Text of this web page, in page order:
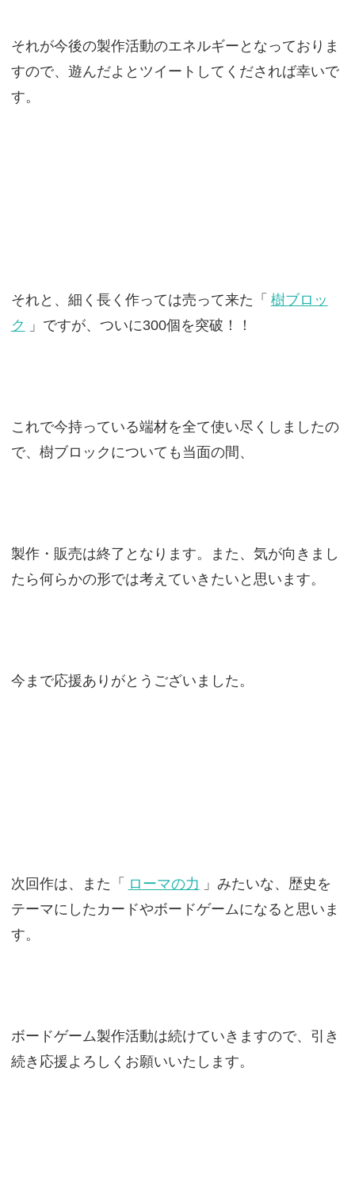
それが今後の製作活動のエネルギーとなっておりま
すので、遊んだよとツイートしてくだされば幸いで
す。
それと、細く長く作っては売って来た「 樹ブロッ
ク
」ですが、ついに300個を突破！！
これで今持っている端材を全て使い尽くしましたの
で、樹ブロックについても当面の間、
製作・販売は終了となります。また、気が向きまし
たら何らかの形では考えていきたいと思います。
今まで応援ありがとうございました。
次回作は、また「 ローマの力 」みたいな、歴史を
テーマにしたカードやボードゲームになると思いま
す。
ボードゲーム製作活動は続けていきますので、引き
続き応援よろしくお願いいたします。